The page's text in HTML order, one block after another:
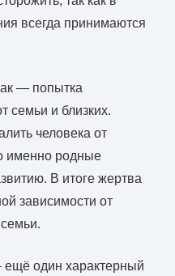
всегда принимаются
— попытка
семьи и близких.
человека от
именно родные
В итоге жертва
зависимости от
один характерный